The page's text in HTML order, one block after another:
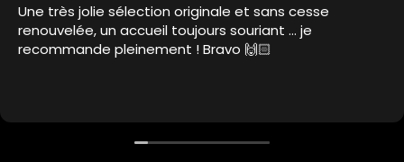
Une très jolie sélection originale et sans cesse
renouvelée, un accueil toujours souriant … je
recommande pleinement ! Bravo 🙌🏻